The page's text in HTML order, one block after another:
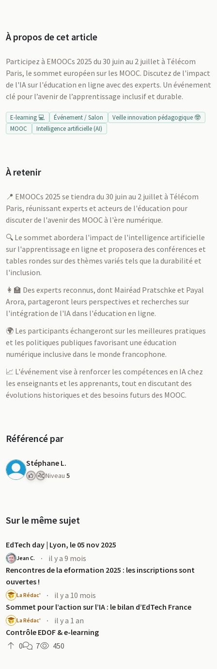
À propos de cet article
Participez à EMOOCs 2025 du 30 juin au 2 juillet à Télécom
Paris, le sommet européen sur les MOOC. Discutez de l'impact
de l'IA sur l'éducation en ligne avec des experts. Un événement
clé pour l’avenir de l’apprentissage inclusif et durable.
E-learning 💻 Événement / Salon
Veille innovation pédagogique 🤓
MOOC
Intelligence artificielle (AI)
À retenir
📍 EMOOCs 2025 se tiendra du 30 juin au 2 juillet à Télécom
Paris, réunissant experts et acteurs de l'éducation pour
discuter de l'avenir des MOOC à l'ère numérique.
🔍 Le sommet abordera l'impact de l'intelligence artificielle
sur l'apprentissage en ligne et proposera des conférences et
tables rondes sur des thèmes variés tels que la durabilité et
l'inclusion.
👩‍🏫 Des experts reconnus, dont Mairéad Pratschke et Payal
Arora, partageront leurs perspectives et recherches sur
l'intégration de l'IA dans l'éducation en ligne.
🌍 Les participants échangeront sur les meilleures pratiques
et les politiques publiques favorisant une éducation
numérique inclusive dans le monde francophone.
📈 L'événement vise à renforcer les compétences en IA chez
les enseignants et les apprenants, tout en discutant des
évolutions historiques et des besoins futurs des MOOC.
Référencé par
Stéphane L.
Niveau 5
Sur le même sujet
EdTech day | Lyon, le 05 nov 2025
Jean C. ·
il y a 9 mois
Rencontres de la eformation 2025 : les inscriptions sont
ouvertes !
La Rédac' ·
il y a 10 mois
Sommet pour l’action sur l’IA : le bilan d’EdTech France
La Rédac' ·
il y a 1 an
Contrôle EDOF & e-learning
0
7 450